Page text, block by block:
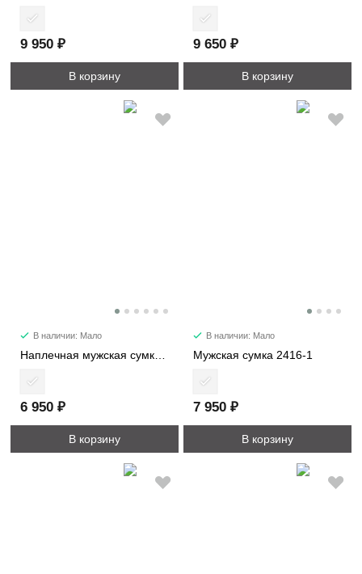
9 950 ₽
В корзину
9 650 ₽
В корзину
В наличии: Мало
6 950 ₽
В корзину
В наличии: Мало
Мужская сумка 2416-1
7 950 ₽
В корзину